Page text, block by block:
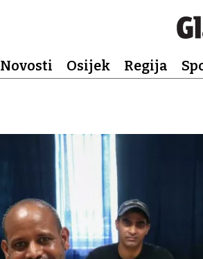
Novosti Osijek Regija